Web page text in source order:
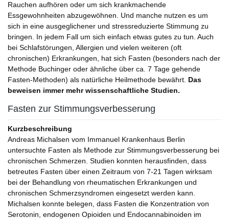
Rauchen aufhören oder um sich krankmachende
Essgewohnheiten abzugewöhnen. Und manche nutzen es um
sich in eine ausgeglichener und stressreduzierte Stimmung zu
bringen. In jedem Fall um sich einfach etwas gutes zu tun. Auch
bei Schlafstörungen, Allergien und vielen weiteren (oft
chronischen) Erkrankungen, hat sich Fasten (besonders nach der
Methode Buchinger oder ähnliche über ca. 7 Tage gehende
Fasten-Methoden) als natürliche Heilmethode bewährt. Das
beweisen immer mehr wissenschaftliche Studien.
Fasten zur Stimmungsverbesserung
Kurzbeschreibung
Andreas Michalsen vom Immanuel Krankenhaus Berlin
untersuchte Fasten als Methode zur Stimmungsverbesserung bei
chronischen Schmerzen. Studien konnten herausfinden, dass
betreutes Fasten über einen Zeitraum von 7-21 Tagen wirksam
bei der Behandlung von rheumatischen Erkrankungen und
chronischen Schmerzsyndromen eingesetzt werden kann.
Michalsen konnte belegen, dass Fasten die Konzentration von
Serotonin, endogenen Opioiden und Endocannabinoiden im